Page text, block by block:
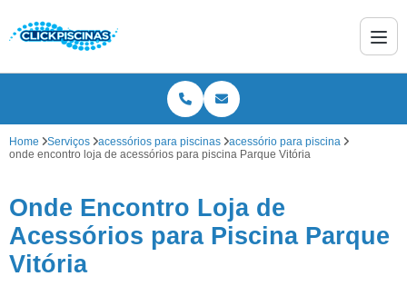
Home Serviços acessórios para piscinas
acessório para piscina
onde encontro loja de acessórios para piscina Parque Vitória
Onde Encontro Loja de
Acessórios para Piscina Parque
Vitória